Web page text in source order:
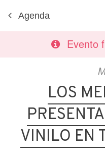
Agenda
Evento
LOS
VINILO EN